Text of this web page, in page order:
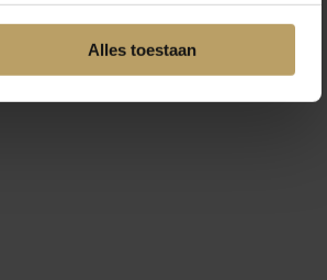
Alles toestaan